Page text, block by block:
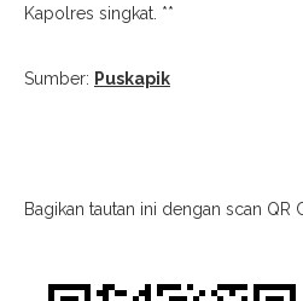
Kapolres singkat. **
Sumber: Puskapik
Bagikan tautan ini dengan scan QR